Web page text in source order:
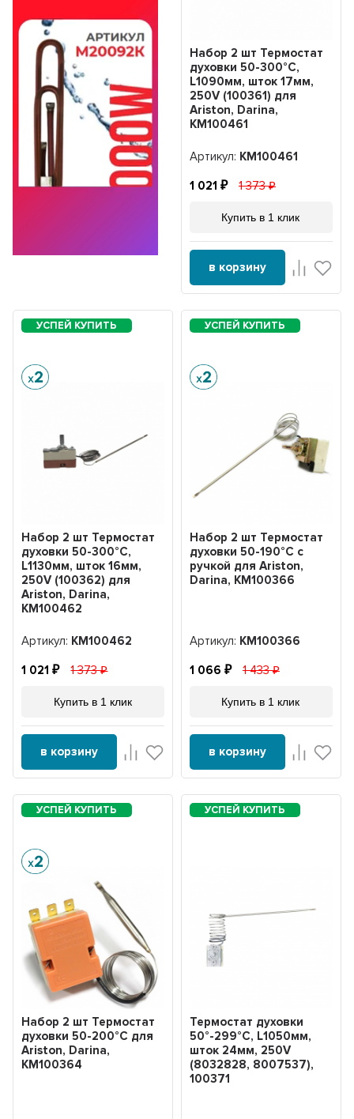
Набор 2 шт Термостат
духовки 50-300°С,
L1090мм, шток 17мм,
250V (100361) для
Ariston, Darina,
KM100461
Артикул: KM100461
1 021 1 373
Купить в 1 клик
в корзину
Набор 2 шт Термостат
духовки 50-300°С,
L1130мм, шток 16мм,
250V (100362) для
Ariston, Darina,
KM100462
Артикул: KM100462
1 021 1 373
Купить в 1 клик
в корзину
Набор 2 шт Термостат
духовки 50-190°С с
ручкой для Ariston,
Darina, KM100366
Артикул: KM100366
1 066 1 433
Купить в 1 клик
в корзину
Набор 2 шт Термостат
духовки 50-200°С для
Ariston, Darina,
KM100364
Термостат духовки
50°-299°С, L1050мм,
шток 24мм, 250V
(8032828, 8007537),
100371